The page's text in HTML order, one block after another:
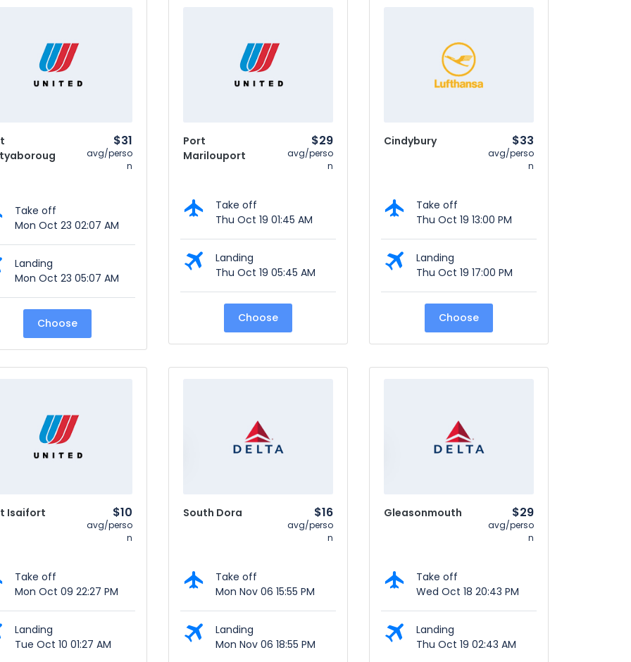
$31
avg/perso
n
Take off
Mon Oct 23 02:07 AM
Landing
Mon Oct 23 05:07 AM
Choose
Port
Marilouport
$29
avg/perso
n
Take off
Thu Oct 19 01:45 AM
Landing
Thu Oct 19 05:45 AM
Choose
Cindybury $33
avg/perso
n
Take off
Thu Oct 19 13:00 PM
Landing
Thu Oct 19 17:00 PM
Choose
Isaifort $10
avg/perso
n
Take off
Mon Oct 09 22:27 PM
Landing
Tue Oct 10 01:27 AM
South Dora $16
avg/perso
n
Take off
Mon Nov 06 15:55 PM
Landing
Mon Nov 06 18:55 PM
Gleasonmouth $29
avg/perso
n
Take off
Wed Oct 18 20:43 PM
Landing
Thu Oct 19 02:43 AM